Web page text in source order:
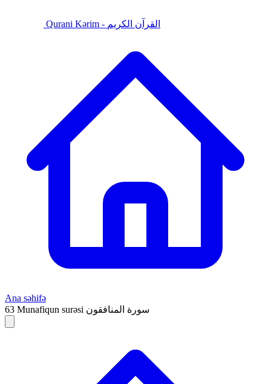
Qurani Kərim - القرآن الكريم
Ana səhifə
63 Munafiqun surəsi سورة المنافقون